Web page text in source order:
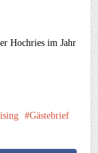
Hochries im Jahr
Gästebrief